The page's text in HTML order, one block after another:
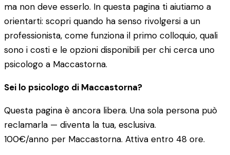
ma non deve esserlo. In questa pagina ti aiutiamo a
orientarti: scopri quando ha senso rivolgersi a un
professionista, come funziona il primo colloquio, quali
sono i costi e le opzioni disponibili per chi cerca uno
psicologo a Maccastorna.
Sei lo psicologo di Maccastorna?
Questa pagina è ancora libera. Una sola persona può
reclamarla — diventa la tua, esclusiva.
100€/anno per Maccastorna. Attiva entro 48 ore.